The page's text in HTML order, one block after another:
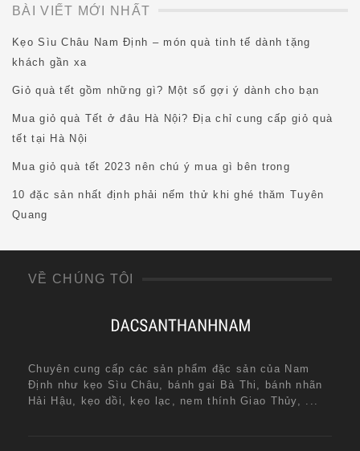
BÀI VIẾT MỚI NHẤT
Kẹo Sìu Châu Nam Định – món quà tinh tế dành tặng
khách gần xa
Giỏ quà tết gồm những gì? Một số gợi ý dành cho bạn
Mua giỏ quà Tết ở đâu Hà Nội? Địa chỉ cung cấp giỏ quà
tết tại Hà Nội
Mua giỏ quà tết 2023 nên chú ý mua gì bên trong
10 đặc sản nhất định phải nếm thử khi ghé thăm Tuyên
Quang
VỀ CHÚNG TÔI
Chuyên cung cấp các sản phẩm đặc sản của Nam
Định như kẹo Sìu Châu, bánh gai Bà Thi, bánh nhãn
Hải Hậu, kẹo dồi, kẹo lạc, nem thính Giao Thủy, ...